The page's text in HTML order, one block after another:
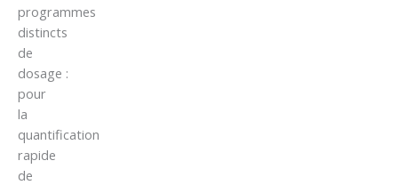
programmes
distincts
de
dosage :
pour
la
quantification
rapide
de